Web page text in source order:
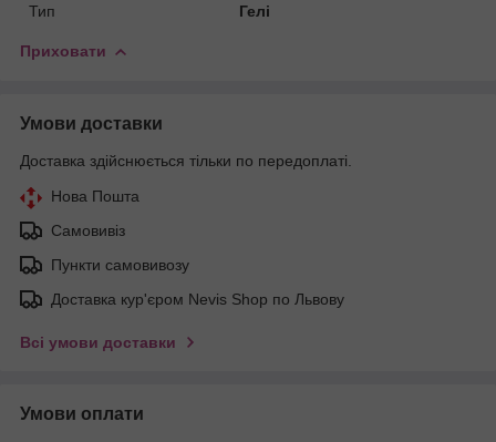
Тип
Гелі
Приховати
Умови доставки
Доставка здійснюється тільки по передоплаті.
Нова Пошта
Самовивіз
Пункти самовивозу
Доставка кур'єром Nevis Shop по Львову
Всі умови доставки
Умови оплати